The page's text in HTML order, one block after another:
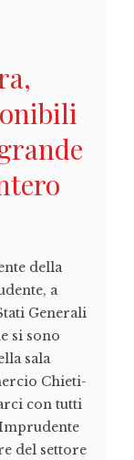
della
a
Generali
si sono
sala
Chieti-
con tutti
del settore